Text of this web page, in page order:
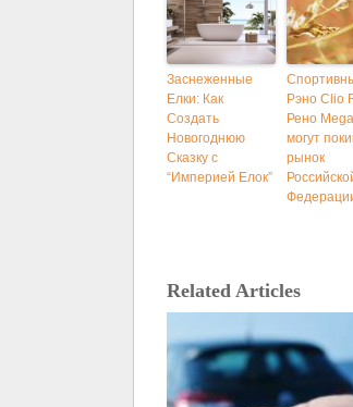
Заснеженные
Елки: Как
Создать
Новогоднюю
Сказку с
“Империей Елок”
Рэно Clio
Рено
могут
рынок
Related Articles